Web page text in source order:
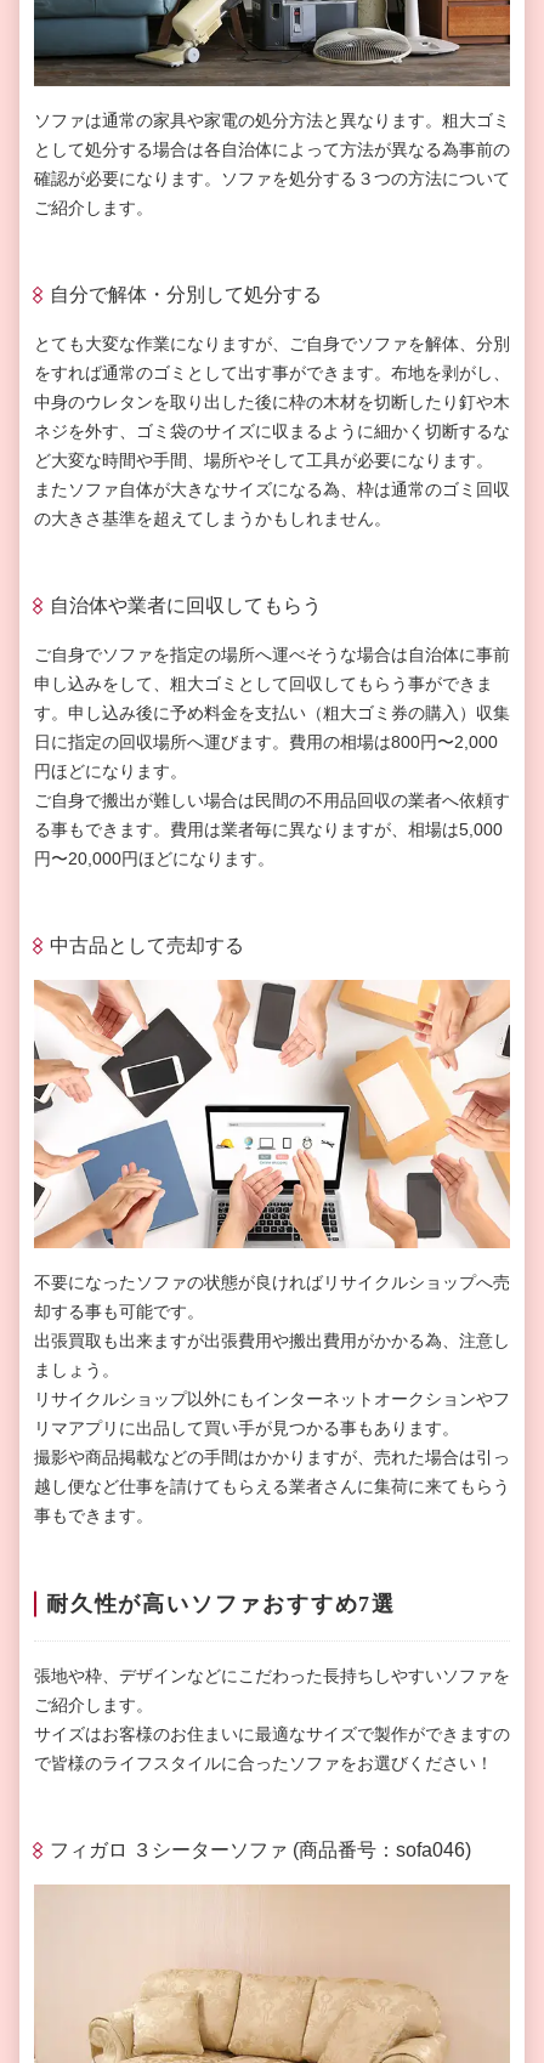
ソファは通常の家具や家電の処分方法と異なります。粗大ゴミ
として処分する場合は各自治体によって方法が異なる為事前の
確認が必要になります。ソファを処分する３つの方法について
ご紹介します。
自分で解体・分別して処分する
とても大変な作業になりますが、ご自身でソファを解体、分別
をすれば通常のゴミとして出す事ができます。布地を剥がし、
中身のウレタンを取り出した後に枠の木材を切断したり釘や木
ネジを外す、ゴミ袋のサイズに収まるように細かく切断するな
ど大変な時間や手間、場所やそして工具が必要になります。
またソファ自体が大きなサイズになる為、枠は通常のゴミ回収
の大きさ基準を超えてしまうかもしれません。
自治体や業者に回収してもらう
ご自身でソファを指定の場所へ運べそうな場合は自治体に事前
申し込みをして、粗大ゴミとして回収してもらう事ができま
す。申し込み後に予め料金を支払い（粗大ゴミ券の購入）収集
日に指定の回収場所へ運びます。費用の相場は800円〜2,000
円ほどになります。
ご自身で搬出が難しい場合は民間の不用品回収の業者へ依頼す
る事もできます。費用は業者毎に異なりますが、相場は5,000
円〜20,000円ほどになります。
中古品として売却する
不要になったソファの状態が良ければリサイクルショップへ売
却する事も可能です。
出張買取も出来ますが出張費用や搬出費用がかかる為、注意し
ましょう。
リサイクルショップ以外にもインターネットオークションやフ
リマアプリに出品して買い手が見つかる事もあります。
撮影や商品掲載などの手間はかかりますが、売れた場合は引っ
越し便など仕事を請けてもらえる業者さんに集荷に来てもらう
事もできます。
耐久性が高いソファおすすめ7選
張地や枠、デザインなどにこだわった長持ちしやすいソファを
ご紹介します。
サイズはお客様のお住まいに最適なサイズで製作ができますの
で皆様のライフスタイルに合ったソファをお選びください！
フィガロ ３シーターソファ (商品番号：sofa046)